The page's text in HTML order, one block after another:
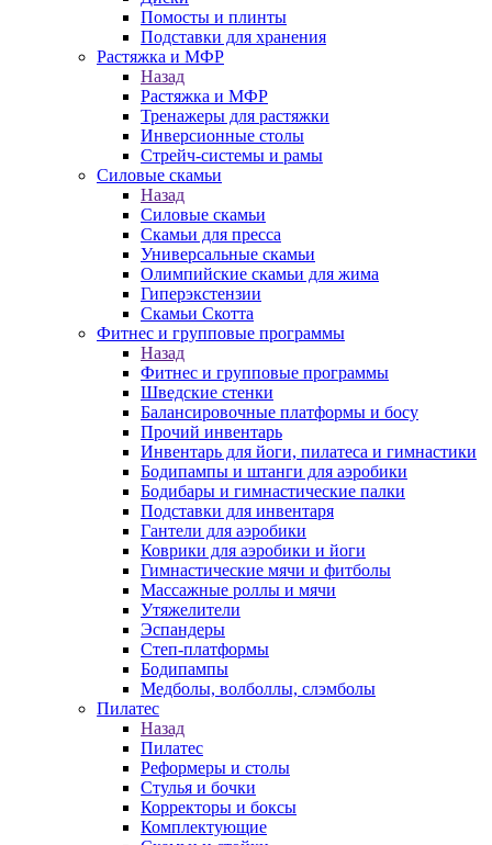
Помосты и плинты
Подставки для хранения
Растяжка и МФР
Назад
Растяжка и МФР
Тренажеры для растяжки
Инверсионные столы
Стрейч-системы и рамы
Силовые скамьи
Назад
Силовые скамьи
Скамьи для пресса
Универсальные скамьи
Олимпийские скамьи для жима
Гиперэкстензии
Скамьи Скотта
Фитнес и групповые программы
Назад
Фитнес и групповые программы
Шведские стенки
Балансировочные платформы и босу
Прочий инвентарь
Инвентарь для йоги, пилатеса и гимнастики
Бодипампы и штанги для аэробики
Бодибары и гимнастические палки
Подставки для инвентаря
Гантели для аэробики
Коврики для аэробики и йоги
Гимнастические мячи и фитболы
Массажные роллы и мячи
Утяжелители
Эспандеры
Степ-платформы
Бодипампы
Медболы, волболлы, слэмболы
Пилатес
Назад
Пилатес
Реформеры и столы
Стулья и бочки
Корректоры и боксы
Комплектующие